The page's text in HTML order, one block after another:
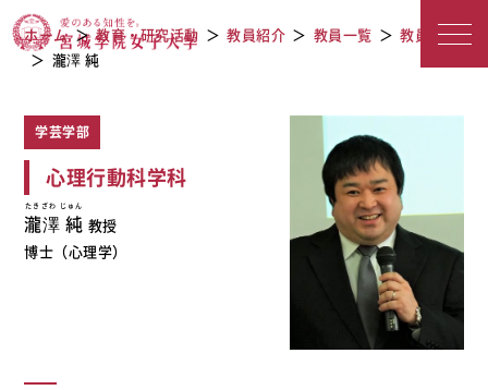
ホーム
教育・研究活動 教員紹介 教員一覧
教員検索
瀧澤 純
学芸学部
心理行動科学科
瀧澤 純
たきざわ じゅん
教授
博士（心理学）